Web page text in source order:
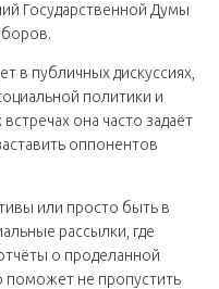
Государственной Думы
в публичных дискуссиях,
политики и
она часто задаёт
оппонентов
или просто быть в
рассылки, где
о проделанной
поможет не пропустить